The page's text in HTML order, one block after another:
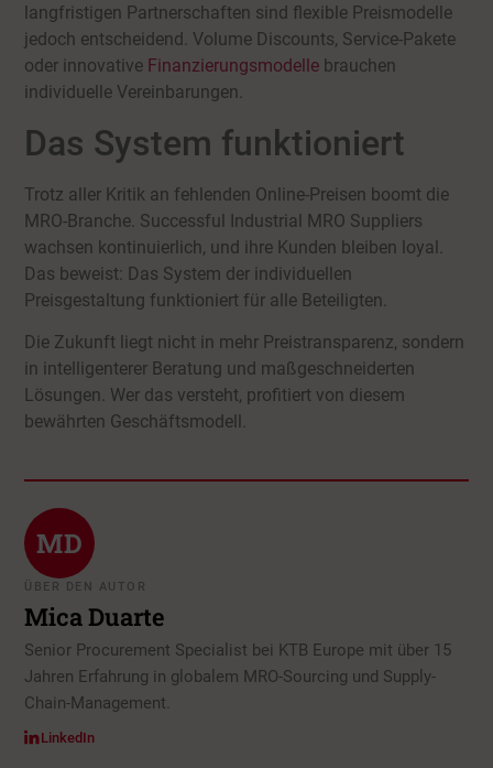
langfristigen Partnerschaften sind flexible Preismodelle
jedoch entscheidend. Volume Discounts, Service-Pakete
oder innovative Finanzierungsmodelle brauchen
individuelle Vereinbarungen.
Das System funktioniert
Trotz aller Kritik an fehlenden Online-Preisen boomt die
MRO-Branche. Successful Industrial MRO Suppliers
wachsen kontinuierlich, und ihre Kunden bleiben loyal.
Das beweist: Das System der individuellen
Preisgestaltung funktioniert für alle Beteiligten.
Die Zukunft liegt nicht in mehr Preistransparenz, sondern
in intelligenterer Beratung und maßgeschneiderten
Lösungen. Wer das versteht, profitiert von diesem
bewährten Geschäftsmodell.
MD
ÜBER DEN AUTOR
Mica Duarte
Senior Procurement Specialist bei KTB Europe mit über 15
Jahren Erfahrung in globalem MRO-Sourcing und Supply-
Chain-Management.
LinkedIn